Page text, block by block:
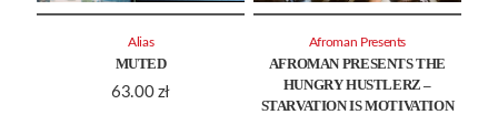
MUTED
63.00 zł
Alias
AFROMAN PRESENTS THE
HUNGRY HUSTLERZ –
STARVATION IS MOTIVATION
Afroman Presents